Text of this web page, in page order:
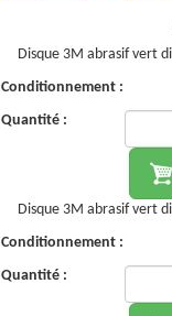
Disque 3M abrasif vert
Conditionnement :
Quantité :
Disque 3M abrasif vert
Conditionnement :
Quantité :